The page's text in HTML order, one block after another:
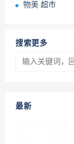
物美 超市
搜索更多
最新